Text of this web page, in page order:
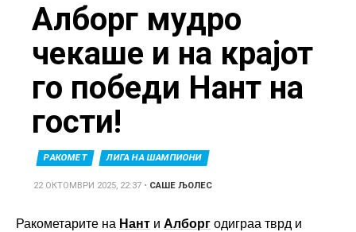
here
Алборг мудро
чекаше и на крајот
го победи Нант на
гости!
РАКОМЕТ ЛИГА НА ШАМПИОНИ
22 ОКТОМВРИ 2025, 22:37 • САШЕ ЉОЛЕС
Ракометарите на Нант и Алборг одиграа тврд и